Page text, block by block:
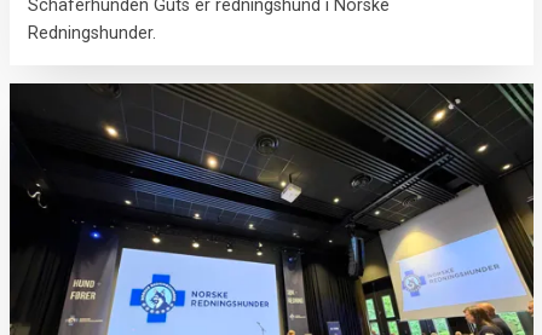
Schäferhunden Guts er redningshund i Norske
Redningshunder.